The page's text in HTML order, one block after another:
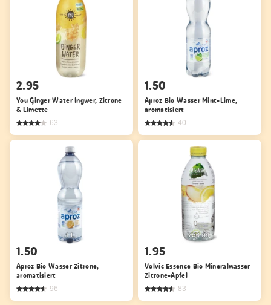
2.95
You Ginger Water Ingwer, Zitrone
& Limette
63
1.50
Aproz Bio Wasser Mint-Lime,
aromatisiert
40
1.50
Aproz Bio Wasser Zitrone,
aromatisiert
96
1.95
Volvic Essence Bio Mineralwasser
Zitrone-Apfel
83